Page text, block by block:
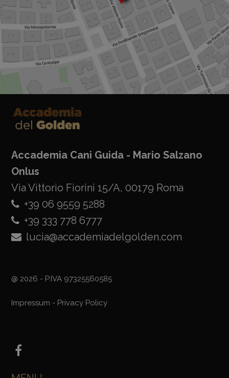
Accademia Cani Guida - Mario Salzano
Onlus
Via Vittorio Fiorini 15/A, 00179 Roma
+39 06 9559 5288
+39 333 778 6777
lucia@accademiadelgolden.com
@ 2026 - P.IVA 97325560585
Impressum - Privacy Policy